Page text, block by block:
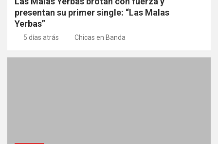
presentan su primer single: “Las Malas
Yerbas”
5 días atrás Chicas en Banda